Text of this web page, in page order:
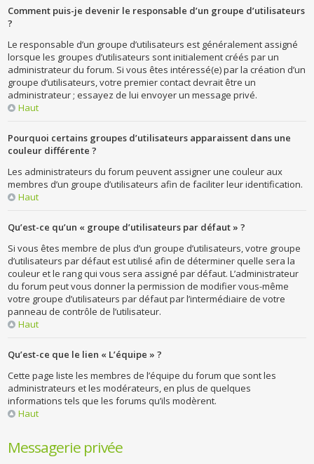
Comment puis-je devenir le responsable d’un groupe d’utilisateurs
?
Le responsable d’un groupe d’utilisateurs est généralement assigné
lorsque les groupes d’utilisateurs sont initialement créés par un
administrateur du forum. Si vous êtes intéressé(e) par la création d’un
groupe d’utilisateurs, votre premier contact devrait être un
administrateur ; essayez de lui envoyer un message privé.
Haut
Pourquoi certains groupes d’utilisateurs apparaissent dans une
couleur différente ?
Les administrateurs du forum peuvent assigner une couleur aux
membres d’un groupe d’utilisateurs afin de faciliter leur identification.
Haut
Qu’est-ce qu’un « groupe d’utilisateurs par défaut » ?
Si vous êtes membre de plus d’un groupe d’utilisateurs, votre groupe
d’utilisateurs par défaut est utilisé afin de déterminer quelle sera la
couleur et le rang qui vous sera assigné par défaut. L’administrateur
du forum peut vous donner la permission de modifier vous-même
votre groupe d’utilisateurs par défaut par l’intermédiaire de votre
panneau de contrôle de l’utilisateur.
Haut
Qu’est-ce que le lien « L’équipe » ?
Cette page liste les membres de l’équipe du forum que sont les
administrateurs et les modérateurs, en plus de quelques
informations tels que les forums qu’ils modèrent.
Haut
Messagerie privée